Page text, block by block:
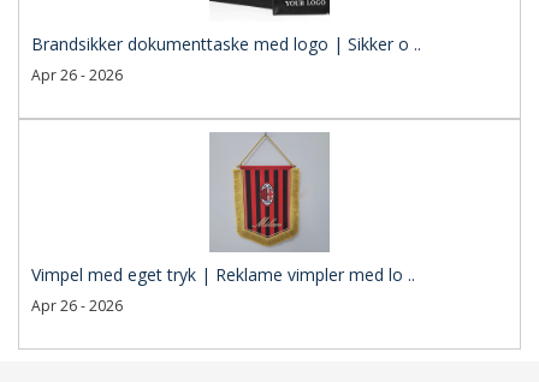
Brandsikker dokumenttaske med logo | Sikker o ..
Apr 26 - 2026
Vimpel med eget tryk | Reklame vimpler med lo ..
Apr 26 - 2026